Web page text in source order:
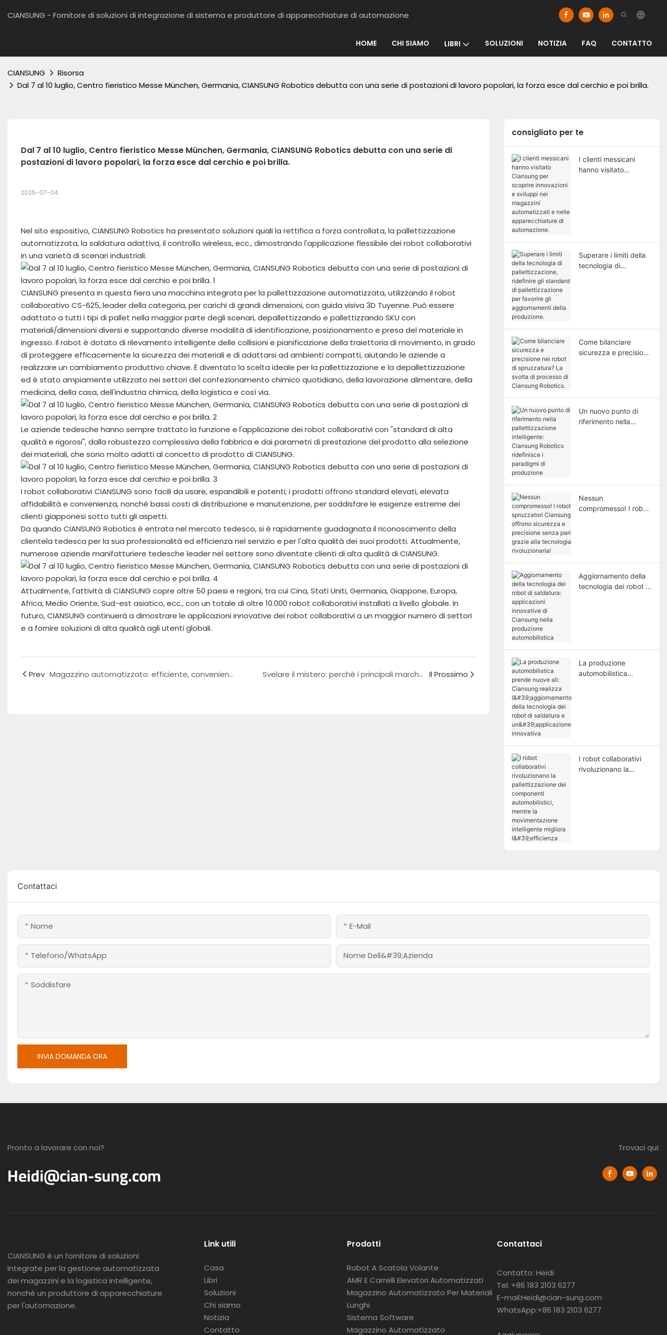
CIANSUNG - Fornitore di soluzioni di integrazione di sistema e produttore di apparecchiature di automazione
HOME CHI SIAMO LIBRI SOLUZIONI NOTIZIA FAQ CONTATTO
CIANSUNG
Risorsa
Dal 7 al 10 luglio, Centro fieristico Messe München, Germania, CIANSUNG Robotics debutta con una serie di postazioni di lavoro popolari, la forza esce dal cerchio e poi brilla.
Dal 7 al 10 luglio, Centro fieristico Messe München, Germania, CIANSUNG Robotics debutta con una serie di
postazioni di lavoro popolari, la forza esce dal cerchio e poi brilla.
2025-07-04
Nel sito espositivo, CIANSUNG Robotics ha presentato soluzioni quali la rettifica a forza controllata, la pallettizzazione
automatizzata, la saldatura adattiva, il controllo wireless, ecc., dimostrando l'applicazione flessibile dei robot collaborativi
in ​​una varietà di scenari industriali.
CIANSUNG presenta in questa fiera una macchina integrata per la pallettizzazione automatizzata, utilizzando il robot
collaborativo CS-625, leader della categoria, per carichi di grandi dimensioni, con guida visiva 3D Tuyenne. Può essere
adattato a tutti i tipi di pallet nella maggior parte degli scenari, depallettizzando e pallettizzando SKU con
materiali/dimensioni diversi e supportando diverse modalità di identificazione, posizionamento e presa del materiale in
ingresso. Il robot è dotato di rilevamento intelligente delle collisioni e pianificazione della traiettoria di movimento, in grado
di proteggere efficacemente la sicurezza dei materiali e di adattarsi ad ambienti compatti, aiutando le aziende a
realizzare un cambiamento produttivo chiave. È diventato la scelta ideale per la pallettizzazione e la depallettizzazione
ed è stato ampiamente utilizzato nei settori del confezionamento chimico quotidiano, della lavorazione alimentare, della
medicina, della casa, dell'industria chimica, della logistica e così via.
Le aziende tedesche hanno sempre trattato la funzione e l'applicazione dei robot collaborativi con "standard di alta
qualità e rigorosi", dalla robustezza complessiva della fabbrica e dai parametri di prestazione del prodotto alla selezione
dei materiali, che sono molto adatti al concetto di prodotto di CIANSUNG.
I robot collaborativi CIANSUNG sono facili da usare, espandibili e potenti; i prodotti offrono standard elevati, elevata
affidabilità e convenienza, nonché bassi costi di distribuzione e manutenzione, per soddisfare le esigenze estreme dei
clienti giapponesi sotto tutti gli aspetti.
Da quando CIANSUNG Robotics è entrata nel mercato tedesco, si è rapidamente guadagnata il riconoscimento della
clientela tedesca per la sua professionalità ed efficienza nel servizio e per l'alta qualità dei suoi prodotti. Attualmente,
numerose aziende manifatturiere tedesche leader nel settore sono diventate clienti di alta qualità di CIANSUNG.
Attualmente, l'attività di CIANSUNG copre oltre 50 paesi e regioni, tra cui Cina, Stati Uniti, Germania, Giappone, Europa,
Africa, Medio Oriente, Sud-est asiatico, ecc., con un totale di oltre 10.000 robot collaborativi installati a livello globale. In
futuro, CIANSUNG continuerà a dimostrare le applicazioni innovative dei robot collaborativi a un maggior numero di settori
e a fornire soluzioni di alta qualità agli utenti globali.
Prev Magazzino automatizzato: efficiente, conveniente e sostenibile Svelare il mistero: perché i principali marchi 3C a livello mondiale scelgono esclusivamente Ciansung per l&#39;aggiornamento flessibile e intelligente della produzione? Il Prossimo
consigliato per te
I clienti messicani
hanno visitato
Superare i limiti della
tecnologia di
produzione.
Come bilanciare
sicurezza e precisione
Un nuovo punto di
riferimento nella
Nessun
compromesso! I robot
Aggiornamento della
tecnologia dei robot di
La produzione
automobilistica
innovativa
I robot collaborativi
rivoluzionano la
Contattaci
Nome E-Mail
Telefono/WhatsApp Nome Dell&#39;azienda
Soddisfare
INVIA DOMANDA ORA
Pronto a lavorare con noi?
Heidi@cian-sung.com
Trovaci qui:
CIANSUNG è un fornitore di soluzioni
integrate per la gestione automatizzata
dei magazzini e la logistica intelligente,
nonché un produttore di apparecchiature
per l'automazione.
Link utili
Casa
Libri
Soluzioni
Chi siamo
Notizia
Contatto
Prodotti
Robot A Scatola Volante
AMR E Carrelli Elevatori Automatizzati
Magazzino Automatizzato Per Materiali
Lunghi
Sistema Software
Magazzino Automatizzato
Contattaci
Contatto: Heidi
Tel: +86 183 2103 6277
E-mail:Heidi@cian-sung.com
WhatsApp:+86 183 2103 6277